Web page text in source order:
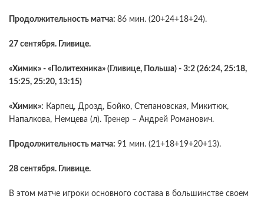
Продолжительность матча: 86 мин. (20+24+18+24).
27 сентября. Гливице.
«Химик» - «Политехника» (Гливице, Польша) - 3:2 (26:24, 25:18,
15:25, 25:20, 13:15)
«Химик»: Карпец, Дрозд, Бойко, Степановская, Микитюк,
Напалкова, Немцева (л). Тренер – Андрей Романович.
Продолжительность матча: 91 мин. (21+18+19+20+13).
28 сентября. Гливице.
В этом матче игроки основного состава в большинстве своем